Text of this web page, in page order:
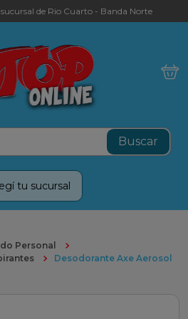
de Rio Cuarto - Banda Norte
tu sucursal
Personal
Desodorante Axe Aerosol